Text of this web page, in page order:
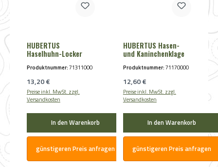
HUBERTUS
Haselhuhn-Locker
Produktnummer:71311000
Regulärer Preis:
13,20 €
Preise inkl. MwSt. zzgl.
Versandkosten
In den Warenkorb
günstigeren Preis anfragen
HUBERTUS Hasen-
und Kaninchenklage
Produktnummer:71170000
Regulärer Preis:
12,60 €
Preise inkl. MwSt. zzgl.
Versandkosten
In den Warenkorb
günstigeren Preis anfragen